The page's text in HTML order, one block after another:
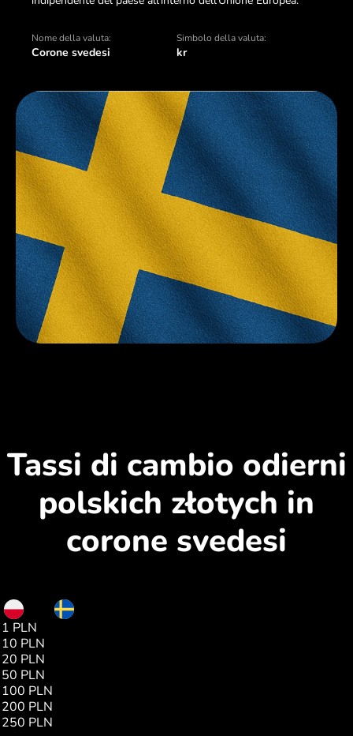
Nome della valuta:
Corone svedesi
Simbolo della valuta:
kr
Tassi di cambio odierni
polskich złotych in
corone svedesi
PLN
1 PLN
10 PLN
20 PLN
50 PLN
100 PLN
200 PLN
250 PLN